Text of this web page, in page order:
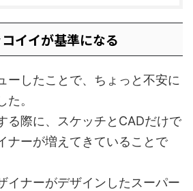
イイが基準になる
ーしたことで、ちょっと不安に
。
る際に、スケッチとCADだけで
ナーが増えてきていることで
イナーがデザインしたスーパー